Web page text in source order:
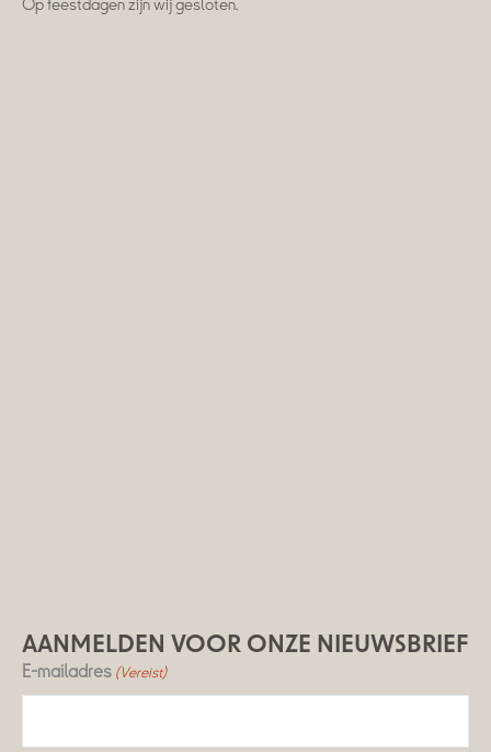
Op feestdagen zijn wij gesloten.
AANMELDEN VOOR ONZE NIEUWSBRIEF
E-mailadres (Vereist)